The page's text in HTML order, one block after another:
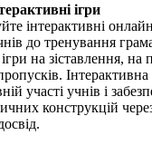
ігри
інтерактивні
до тренування
ігри на зіставлення, на
участі учнів і
конструкцій